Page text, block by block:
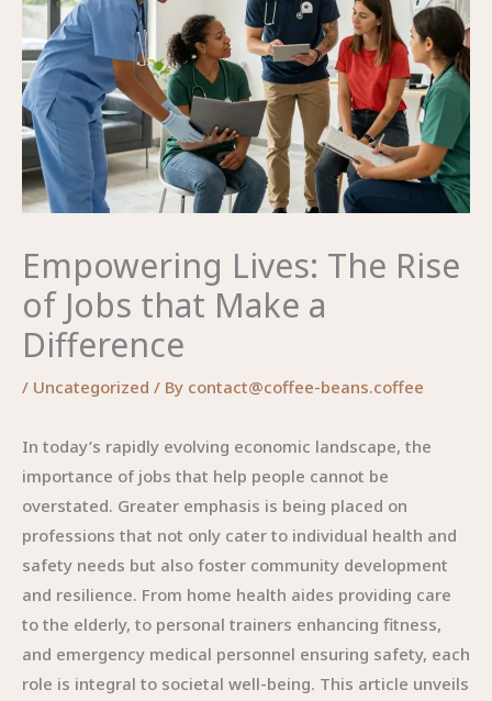
Empowering Lives: The Rise
of Jobs that Make a
Difference
/ Uncategorized / By contact@coffee-beans.coffee
In today’s rapidly evolving economic landscape, the
importance of jobs that help people cannot be
overstated. Greater emphasis is being placed on
professions that not only cater to individual health and
safety needs but also foster community development
and resilience. From home health aides providing care
to the elderly, to personal trainers enhancing fitness,
and emergency medical personnel ensuring safety, each
role is integral to societal well-being. This article unveils